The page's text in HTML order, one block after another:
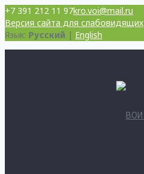
+7 391 212 11 97kro.voi@mail.ru
Версия сайта для слабовидящих
Язык: Русский | English